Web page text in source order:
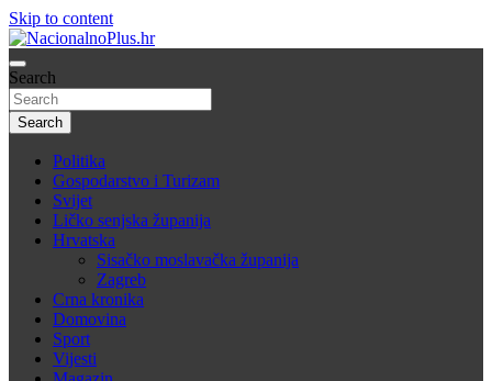
Skip to content
NacionalnoPlus.hr
Nacija želi znati više
Search
Search
Politika
Gospodarstvo i Turizam
Svijet
Ličko senjska županija
Hrvatska
Sisačko moslavačka županija
Zagreb
Crna kronika
Domovina
Sport
Vijesti